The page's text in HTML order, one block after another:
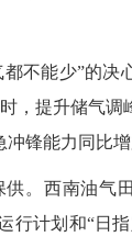
不能少”的决
，提升储气调
锋能力同比增
西南油气田
行计划和“日